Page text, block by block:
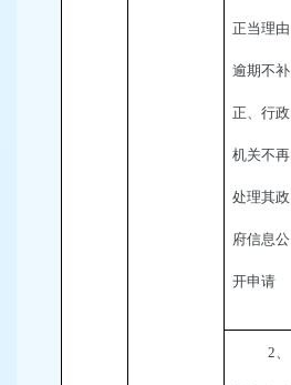
正当理由
逾期不补
正、行政
机关不再
处理其政
府信息公
开申请
2、